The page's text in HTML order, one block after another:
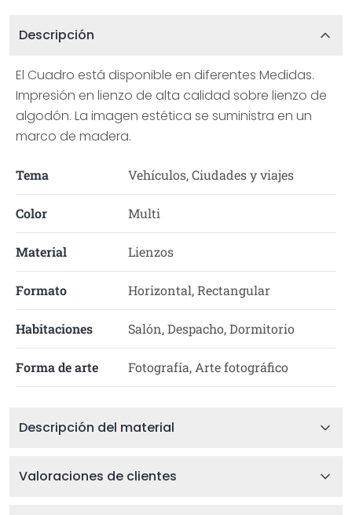
Descripción
El Cuadro está disponible en diferentes Medidas.
Impresión en lienzo de alta calidad sobre lienzo de
algodón. La imagen estética se suministra en un
marco de madera.
Tema Vehículos, Ciudades y viajes
Color Multi
Material Lienzos
Formato Horizontal, Rectangular
Habitaciones Salón, Despacho, Dormitorio
Forma de arte Fotografía, Arte fotográfico
Descripción del material
Valoraciones de clientes